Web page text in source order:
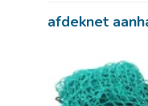
afdeknet